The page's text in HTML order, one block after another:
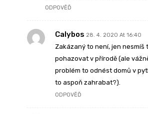
ODPOVĚĎ
Calybos 28. 4. 2020 At 16:40
Zakázaný to není, jen nesmíš
pohazovat v přírodě (ale
problém to odnést domů v
to aspoň zahrabat?).
ODPOVĚĎ